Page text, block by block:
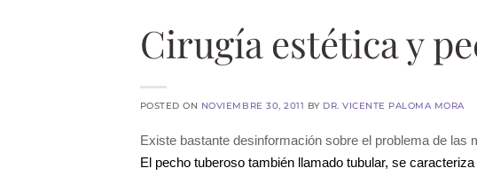
Cirugía estética y
POSTED ON NOVIEMBRE 30, 2011 BY DR. VICENTE PALOMA MORA
Existe bastante desinformación sobre el problema de
El pecho tuberoso también llamado tubular, se